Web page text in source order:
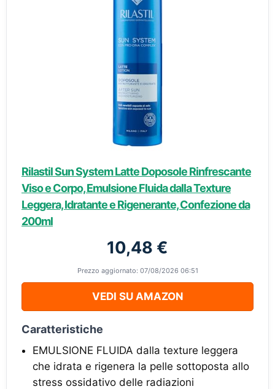
Rilastil Sun System Latte Doposole Rinfrescante
Viso e Corpo, Emulsione Fluida dalla Texture
Leggera, Idratante e Rigenerante, Confezione da
200ml
10,48 €
Prezzo aggiornato: 07/08/2026 06:51
VEDI SU AMAZON
Caratteristiche
EMULSIONE FLUIDA dalla texture leggera
che idrata e rigenera la pelle sottoposta allo
stress ossidativo delle radiazioni